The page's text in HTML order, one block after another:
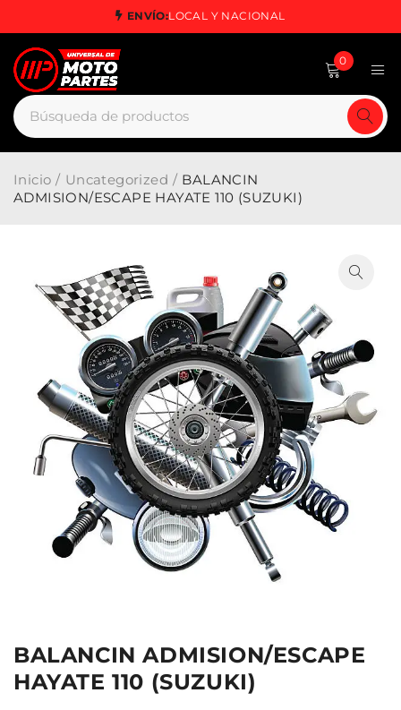
ENVÍO:LOCAL Y NACIONAL
0
Inicio / Uncategorized / BALANCIN
ADMISION/ESCAPE HAYATE 110 (SUZUKI)
BALANCIN ADMISION/ESCAPE
HAYATE 110 (SUZUKI)